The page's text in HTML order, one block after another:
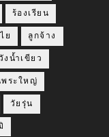
ร้องเรียน
ย ลูกจ้าง
งน้ำเขียว
ระใหญ่
วัยรุ่น